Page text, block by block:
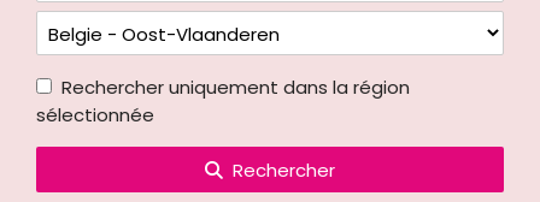
Rechercher uniquement dans la région
sélectionnée
Rechercher